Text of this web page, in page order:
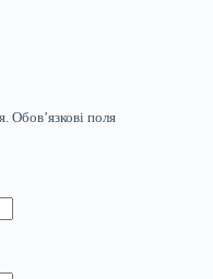
Обов’язкові поля